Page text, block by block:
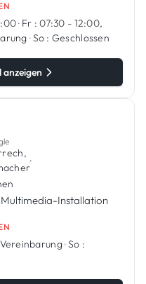
· Fr : 07:30 - 12:00,
·So : Geschlossen
anzeigen
·
Multimedia-Installation
·So :